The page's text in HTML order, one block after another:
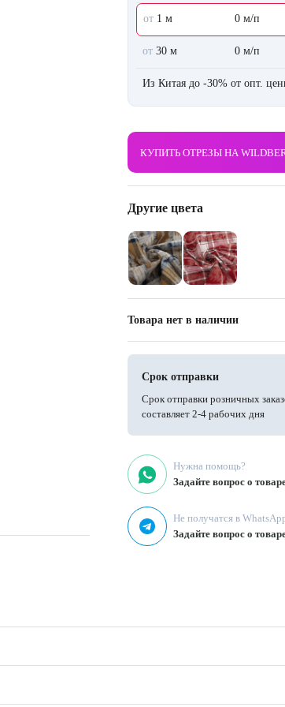
140 г/м².
от 1 м 0 м/п
от 30 м 0 м/п
Из Китая до -30% от опт.
КУПИТЬ ОТРЕЗЫ НА
Другие цвета
Товара нет в наличии
Срок отправки
Срок отправки розничных
составляет 2-4 рабочих дня
Нужна помощь?
Задайте вопрос о
Не получатся в
Задайте вопрос о